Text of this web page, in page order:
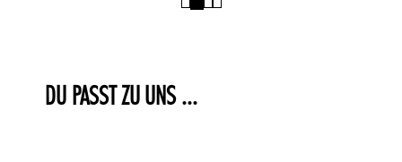
DU PASST ZU UNS ...